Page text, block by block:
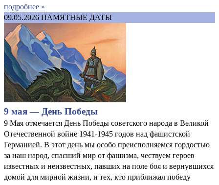
подробнее »
09.05.2026 ПАМЯТНЫЕ ДАТЫ
9 мая — День Победы
9 Мая отмечается День Победы советского народа в Великой
Отечественной войне 1941-1945 годов над фашистской
Германией. В этот день мы особо преисполняемся гордостью
за наш народ, спасший мир от фашизма, чествуем героев
известных и неизвестных, павших на поле боя и вернувшихся
домой для мирной жизни, и тех, кто приближал победу